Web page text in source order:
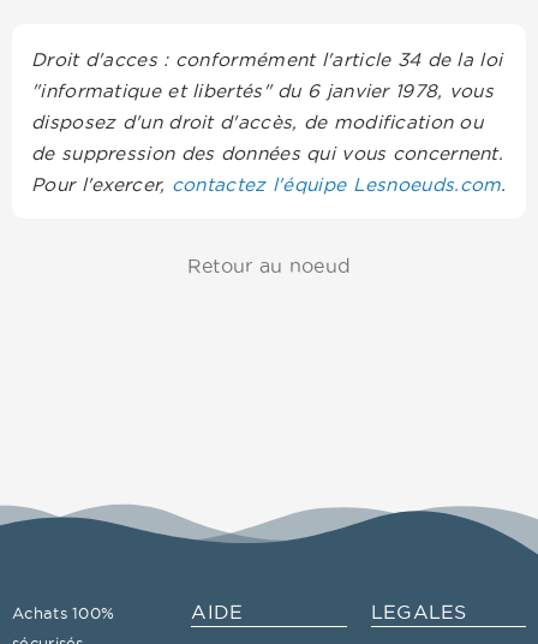
Droit d'acces : conformément l'article 34 de la loi
"informatique et libertés" du 6 janvier 1978, vous
disposez d'un droit d'accès, de modification ou
de suppression des données qui vous concernent.
Pour l'exercer, contactez l'équipe Lesnoeuds.com.
Retour au noeud
Achats 100%
AIDE LEGALES